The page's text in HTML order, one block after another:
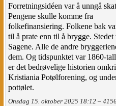
Forretningsidéen var å unngå
Pengene skulle komme fra
folkefinansiering. Folkene bak
til å prate enn til å brygge. Stedet
Sagene. Alle de andre
dem. Og tidspunktet var 1860-
er det bedrøvelige historien
Kristiania Potølforening, og
pottølet.
Onsdag 15. oktober 2025 18:12 –